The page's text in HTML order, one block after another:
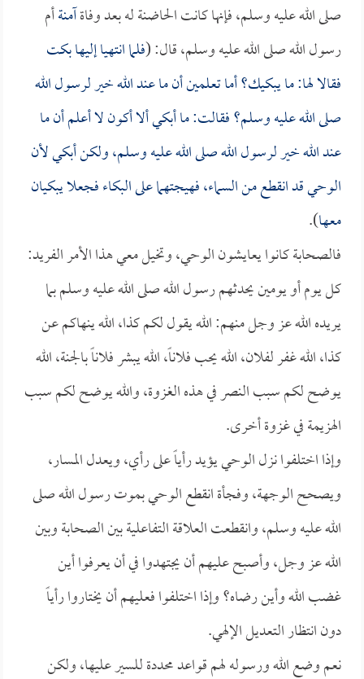
صلى الله عليه وسلم، فإنها كانت الحاضنة له بعد وفاةآمنةأم
رسول الله صلى الله عليه وسلم، قال: (فلما انتهيا إليها بكت
فقالا لها: ما يبكيك؟ أما تعلمين أن ما عند الله خير لرسول الله
صلى الله عليه وسلم؟ فقالت: ما أبكي ألا أكون لا أعلم أن ما
عند الله خير لرسول الله صلى الله عليه وسلم، ولكن أبكي لأن
الوحي قد انقطع من السماء، فهيجتهما على البكاء فجعلا يبكيان
معها).
فالصحابة كانوا يعايشون الوحي، وتخيل معي هذا الأمر الفريد:
كل يوم أو يومين يحدثهم رسول الله صلى الله عليه وسلم بما
يريده الله عز وجل منهم: الله يقول لكم كذا، الله ينهاكم عن
كذا، الله غفر لفلان، الله يحب فلاناً، الله يبشر فلاناً بالجنة، الله
يوضح لكم سبب النصر في هذه الغزوة، والله يوضح لكم سبب
الهزيمة في غزوة أخرى.
وإذا اختلفوا نزل الوحي يؤيد رأياً على رأي، ويعدل المسار،
ويصحح الوجهة، وفجأة انقطع الوحي بموت رسول الله صلى
الله عليه وسلم، وانقطعت العلاقة التفاعلية بين الصحابة وبين
الله عز وجل، وأصبح عليهم أن يجتهدوا في أن يعرفوا أين
غضب الله وأين رضاه؟ وإذا اختلفوا فعليهم أن يختاروا رأياً
دون انتظار التعديل الإلهي.
نعم وضع الله ورسوله لهم قواعد محددة للسير عليها، ولكن